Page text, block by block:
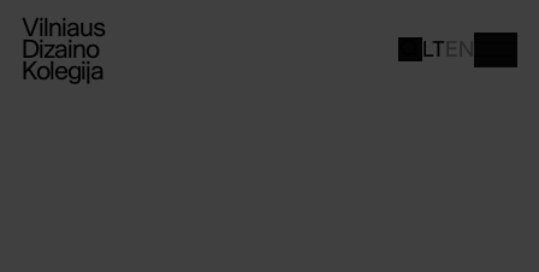
Vilniaus
Dizaino
Kolegija
LTEN